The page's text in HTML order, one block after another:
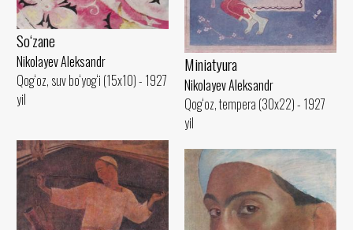
So‘zane
Nikolayev Aleksandr
Qog‘oz, suv bo‘yog‘i (15x10) - 1927
yil
Miniatyura
Nikolayev Aleksandr
Qog‘oz, tempera (30x22) - 1927
yil